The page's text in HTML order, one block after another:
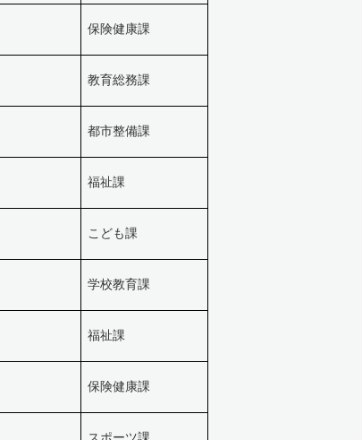
保険健康課
教育総務課
都市整備課
福祉課
こども課
学校教育課
福祉課
保険健康課